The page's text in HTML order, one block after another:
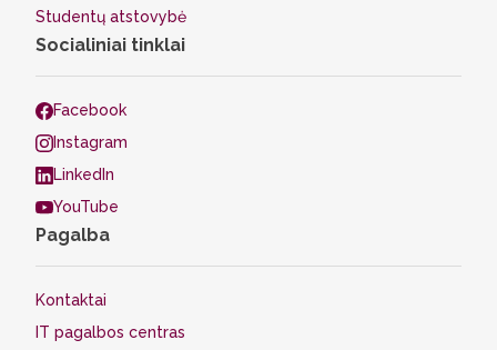
Studentų atstovybė
Socialiniai tinklai
Facebook
Instagram
LinkedIn
YouTube
Pagalba
Kontaktai
IT pagalbos centras